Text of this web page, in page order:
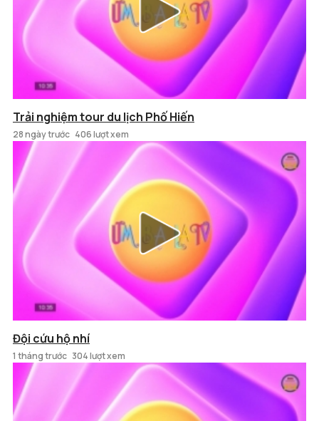
Trải nghiệm tour du lịch Phố Hiến
28 ngày trước 406 lượt xem
Đội cứu hộ nhí
1 tháng trước 304 lượt xem